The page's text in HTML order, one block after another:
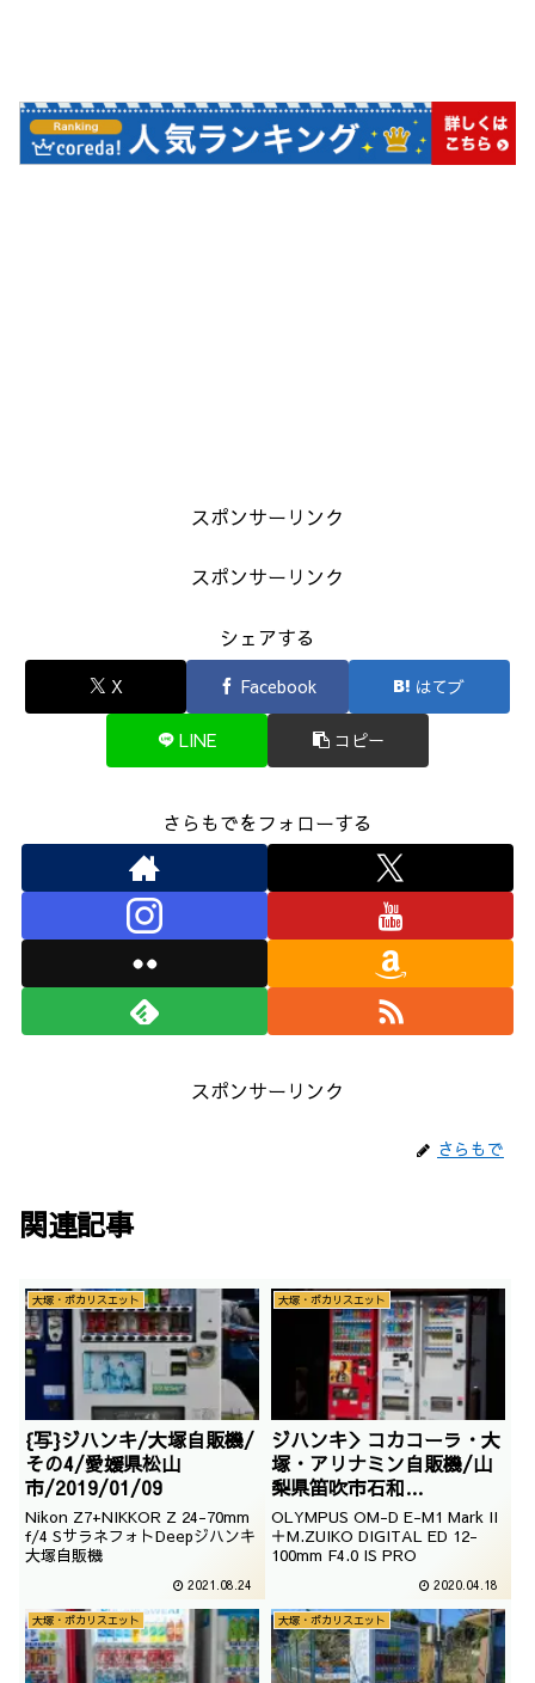
スポンサーリンク
スポンサーリンク
シェアする
X Facebook はてブ
LINE コピー
さらもでをフォローする
スポンサーリンク
さらもで
関連記事
大塚・ポカリスエット
{写}ジハンキ/大塚自販機/
その4/愛媛県松山
市/2019/01/09
Nikon Z7+NIKKOR Z 24-70mm
f/4 SサラネフォトDeepジハンキ
大塚自販機
2021.08.24
大塚・ポカリスエット
ジハンキ＞コカコーラ・大
塚・アリナミン自販機/山
梨県笛吹市石和
町/2018/05/15
OLYMPUS OM-D E-M1 Mark II
＋M.ZUIKO DIGITAL ED 12-
100mm F4.0 IS PRO
2020.04.18
大塚・ポカリスエット 大塚・ポカリスエット